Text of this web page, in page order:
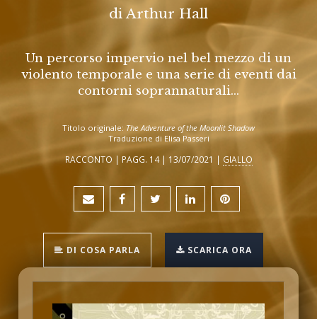
diArthur Hall
Un percorso impervio nel bel mezzo di un
violento temporale e una serie di eventi dai
contorni soprannaturali...
Titolo originale: The Adventure of the Moonlit Shadow
Traduzione di Elisa Passeri
RACCONTO | PAGG. 14 | 13/07/2021 | GIALLO
DI COSA PARLA SCARICA ORA